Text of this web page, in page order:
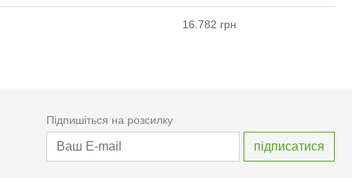
16.782 грн
Підпишіться на розсилку